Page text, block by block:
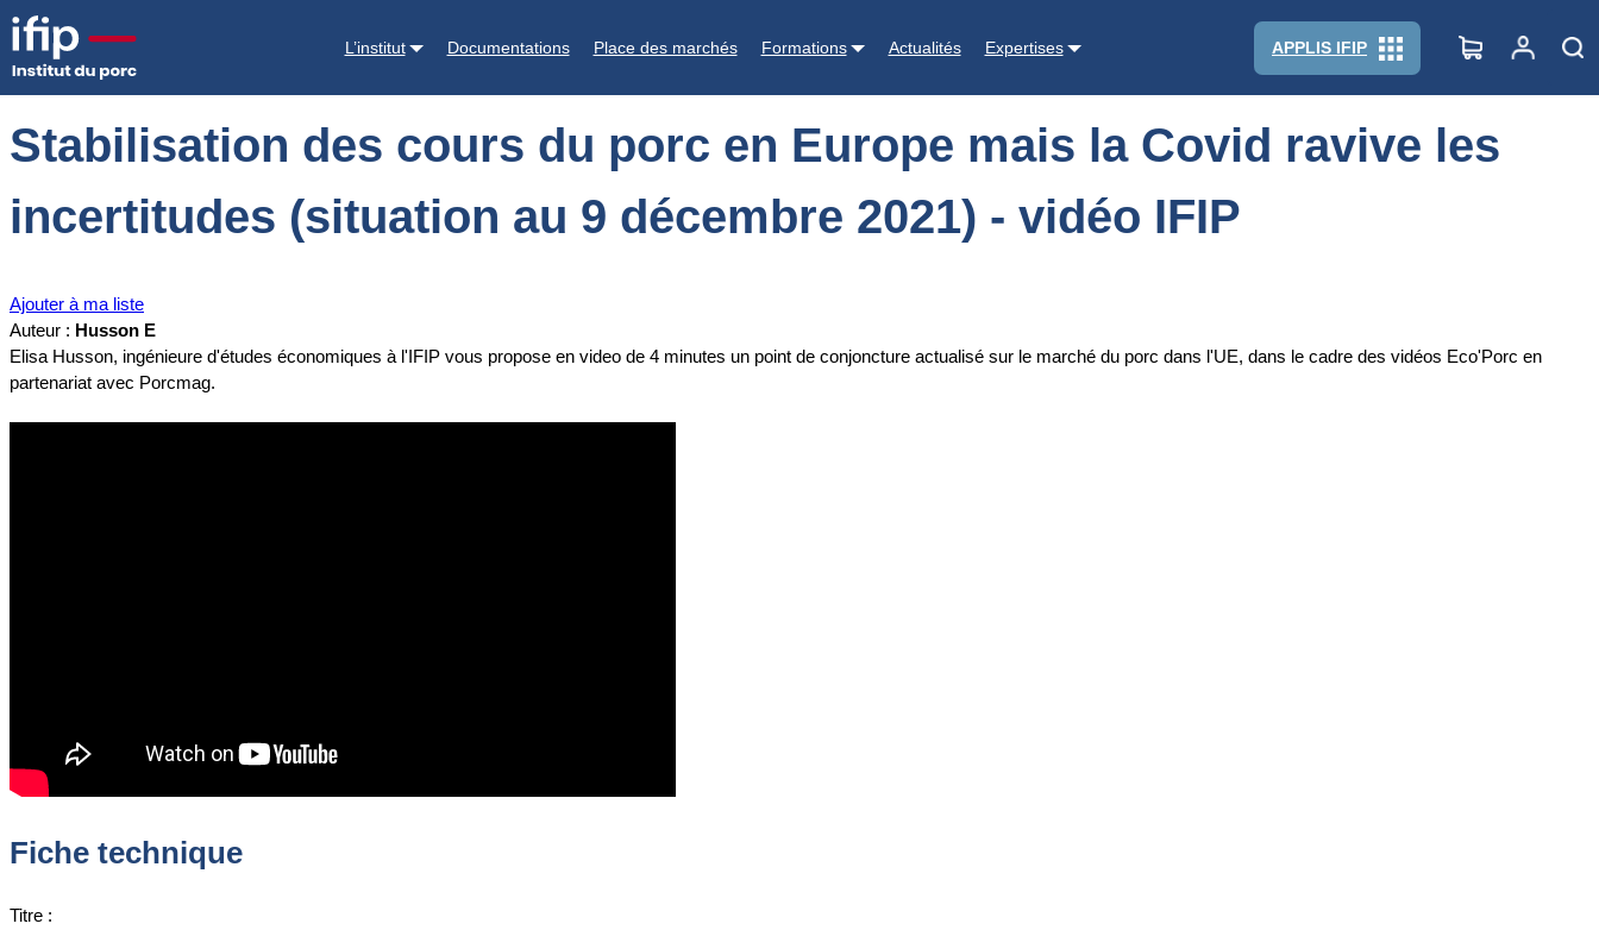
L’institut Documentations Place des marchés Formations Actualités Expertises APPLIS IFIP
Accueil Documentations
Stabilisation des cours du porc en Europe mais la Covid ravive les
incertitudes (situation au 9 décembre 2021) - vidéo IFIP
Ajouter à ma liste
Auteur : Husson E
Elisa Husson, ingénieure d'études économiques à l'IFIP vous propose en video de 4 minutes un point de conjoncture actualisé sur le marché du porc dans l'UE, dans le cadre des vidéos Eco'Porc en
partenariat avec Porcmag.
Fiche technique
Titre :